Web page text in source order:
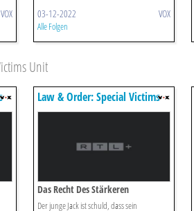
VOX 03-12-2022 VOX
Alle Folgen
Unit
Law & Order: Special Victims
Unit
Das Recht Des Stärkeren
Der junge Jack ist schuld, dass sein